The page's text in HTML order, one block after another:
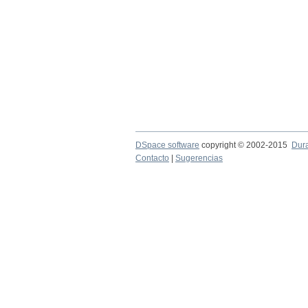
DSpace software copyright © 2002-2015
Contacto
Sugerencias